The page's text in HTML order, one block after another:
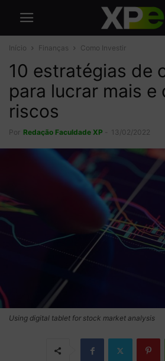
Início Finanças Como Investir
10 estratégias de
para lucrar mais e
riscos
Por Redação Faculdade XP 13/02/2022
Using digital tablet for stock market analysis